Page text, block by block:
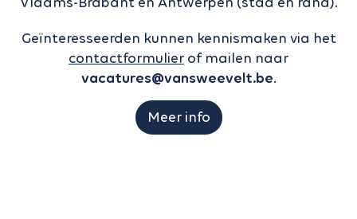
Geïnteresseerden kunnen kennismaken via het
contactformulier of mailen naar
vacatures@vansweevelt.be.
Meer info